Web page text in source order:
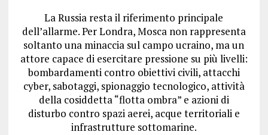
La Russia resta il riferimento principale
dell’allarme. Per Londra, Mosca non rappresenta
soltanto una minaccia sul campo ucraino, ma un
attore capace di esercitare pressione su più livelli:
bombardamenti contro obiettivi civili, attacchi
cyber, sabotaggi, spionaggio tecnologico, attività
della cosiddetta “flotta ombra” e azioni di
disturbo contro spazi aerei, acque territoriali e
infrastrutture sottomarine.